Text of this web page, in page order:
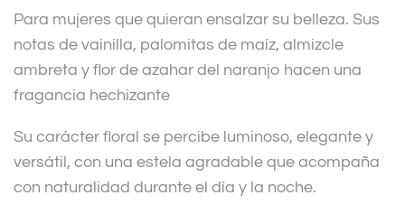
Para mujeres que quieran ensalzar su belleza. Sus
notas de vainilla, palomitas de maíz, almizcle
ambreta y flor de azahar del naranjo hacen una
fragancia hechizante
Su carácter floral se percibe luminoso, elegante y
versátil, con una estela agradable que acompaña
con naturalidad durante el día y la noche.